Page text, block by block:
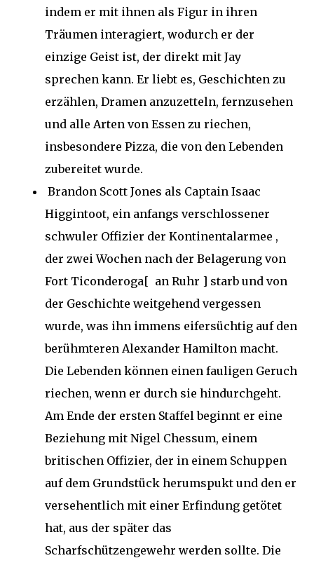
indem er mit ihnen als Figur in ihren
Träumen interagiert, wodurch er der
einzige Geist ist, der direkt mit Jay
sprechen kann. Er liebt es, Geschichten zu
erzählen, Dramen anzuzetteln, fernzusehen
und alle Arten von Essen zu riechen,
insbesondere Pizza, die von den Lebenden
zubereitet wurde.
Brandon Scott Jones als Captain Isaac
Higgintoot, ein anfangs verschlossener
schwuler Offizier der Kontinentalarmee ,
der zwei Wochen nach der Belagerung von
Fort Ticonderoga[ an Ruhr ] starb und von
der Geschichte weitgehend vergessen
wurde, was ihn immens eifersüchtig auf den
berühmteren Alexander Hamilton macht.
Die Lebenden können einen fauligen Geruch
riechen, wenn er durch sie hindurchgeht.
Am Ende der ersten Staffel beginnt er eine
Beziehung mit Nigel Chessum, einem
britischen Offizier, der in einem Schuppen
auf dem Grundstück herumspukt und den er
versehentlich mit einer Erfindung getötet
hat, aus der später das
Scharfschützengewehr werden sollte. Die